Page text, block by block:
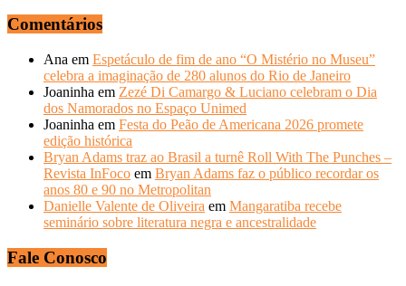
Comentários
Ana em Espetáculo de fim de ano “O Mistério no Museu”
celebra a imaginação de 280 alunos do Rio de Janeiro
Joaninha em Zezé Di Camargo & Luciano celebram o Dia
dos Namorados no Espaço Unimed
Joaninha em Festa do Peão de Americana 2026 promete
edição histórica
Bryan Adams traz ao Brasil a turnê Roll With The Punches –
Revista InFoco em Bryan Adams faz o público recordar os
anos 80 e 90 no Metropolitan
Danielle Valente de Oliveira em Mangaratiba recebe
seminário sobre literatura negra e ancestralidade
Fale Conosco